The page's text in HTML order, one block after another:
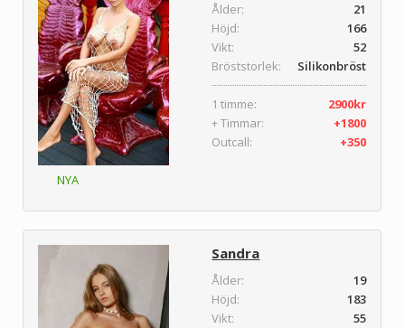
NYA
Ålder:
21
Höjd:
166
Vikt:
52
Bröststorlek:
Silikonbröst
1 timme:
2900kr
+ Timmar:
+1800
Outcall:
+350
Sandra
Ålder:
19
Höjd:
183
Vikt:
55